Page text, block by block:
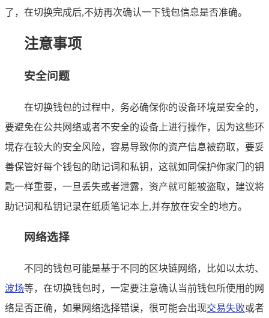
了，在切换完成后,不妨再次确认一下钱包信息是否准确。
注意事项
安全问题
在切换钱包的过程中，务必确保你的设备环境是安全的，
要避免在公共网络或者不安全的设备上进行操作，因为这些环
境存在较大的安全风险，容易导致你的资产信息被窃取，要妥
善保管好每个钱包的助记词和私钥，这就如同保护你家门的钥
匙一样重要，一旦丢失或者泄露，资产就可能被盗取，建议将
助记词和私钥记录在纸质笔记本上,并存放在安全的地方。
网络选择
不同的钱包可能是基于不同的区块链网络，比如以太坊、
波场等，在切换钱包时，一定要注意确认当前钱包所使用的网
络是否正确，如果网络选择错误，很可能会出现交易失败或者